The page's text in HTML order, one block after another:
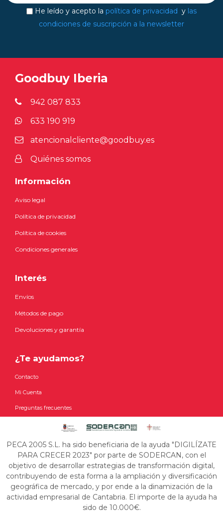
He leído y acepto la política de privacidad y las
condiciones de suscripción a la newsletter
Goodbuy Iberia
942 087 833
633 190 919
atencionalcliente@goodbuy.es
Quiénes somos
Información
Aviso legal
Política de privacidad
Política de cookies
Condiciones generales
Interés
Envíos
Métodos de pago
Devoluciones y garantía
¿Te ayudamos?
Contacto
Mi Cuenta
Preguntas frecuentes
PECA 2005 S.L. ha sido beneficiaria de la ayuda "DIGILÍZATE
PARA CRECER 2023" por parte de SODERCAN, con el
objetivo de desarrollar estrategias de transformación digital,
contribuyendo de esta forma a la ampliación y diversificación
geográfica de mercado, y por ende a la dinamización de la
actividad empresarial de Cantabria. El importe de la ayuda ha
sido de 10.000€.